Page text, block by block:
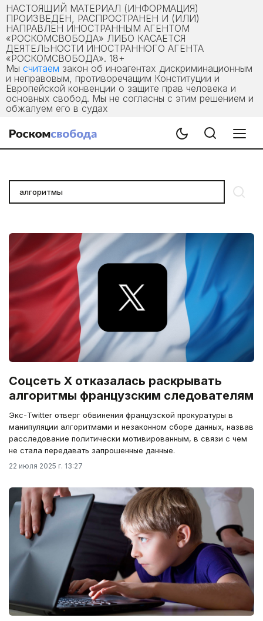
НАСТОЯЩИЙ МАТЕРИАЛ (ИНФОРМАЦИЯ)
ПРОИЗВЕДЕН, РАСПРОСТРАНЕН И (ИЛИ)
НАПРАВЛЕН ИНОСТРАННЫМ АГЕНТОМ
«РОСКОМСВОБОДА» ЛИБО КАСАЕТСЯ
ДЕЯТЕЛЬНОСТИ ИНОСТРАННОГО АГЕНТА
«РОСКОМСВОБОДА». 18+
Мы считаем закон об иноагентах дискриминационным
и неправовым, противоречащим Конституции и
Европейской конвенции о защите прав человека и
основных свобод. Мы не согласны с этим решением и
обжалуем его в судах
Соцсеть X отказалась раскрывать
алгоритмы французским следователям
Экс-Twitter отверг обвинения французской прокуратуры в
манипуляции алгоритмами и незаконном сборе данных, назвав
расследование политически мотивированным, в связи с чем
не стала передавать запрошенные данные.
22 июля 2025 г. 13:27